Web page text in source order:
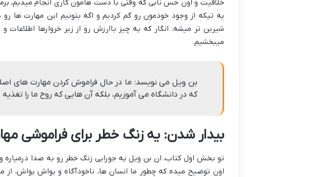
خلاقیت و اون حس نابی که وقتی با دست هامون کاری انجام میدیم،
یه تیکه از وجود خودمون رو گم کردیم و اگه بتونیم این مهارت ها رو
شیرین تر میشه. انگار که یه چیز باارزش رو از زیر خروارها
میبخشیم.
بن ویل می نویسد: ما در حال فراموش کردن مهارت های
که در دانشگاه می آموزیم، بلکه آن هایی که روح ما را
بیدار شدن: یه زنگ خطر برای فراموشی
تو بخش اول کتاب، ان بن ویل یه جورایی زنگ خطر رو به صدا درمیاره
اون توضیح میده که چطور ما انسان ها، ناخودآگاه و یواش یواش، از